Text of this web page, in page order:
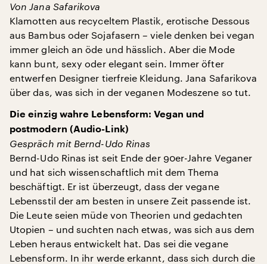
VonJana Safarikova
Klamotten aus recyceltem Plastik, erotische Dessous
aus Bambus oder Sojafasern – viele denken bei vegan
immer gleich an öde und hässlich. Aber die Mode
kann bunt, sexy oder elegant sein. Immer öfter
entwerfen Designer tierfreie Kleidung. Jana Safarikova
über das, was sich in der veganen Modeszene so tut.
Die einzig wahre Lebensform: Vegan und
postmodern (Audio-Link)
Gespräch mit Bernd-Udo Rinas
Bernd-Udo Rinas ist seit Ende der 90er-Jahre Veganer
und hat sich wissenschaftlich mit dem Thema
beschäftigt. Er ist überzeugt, dass der vegane
Lebensstil der am besten in unsere Zeit passende ist.
Die Leute seien müde von Theorien und gedachten
Utopien – und suchten nach etwas, was sich aus dem
Leben heraus entwickelt hat. Das sei die vegane
Lebensform. In ihr werde erkannt, dass sich durch die